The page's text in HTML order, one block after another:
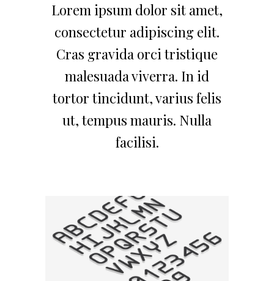
Lorem ipsum dolor sit amet,
consectetur adipiscing elit.
Cras gravida orci tristique
malesuada viverra. In id
tortor tincidunt, varius felis
ut, tempus mauris. Nulla
facilisi.